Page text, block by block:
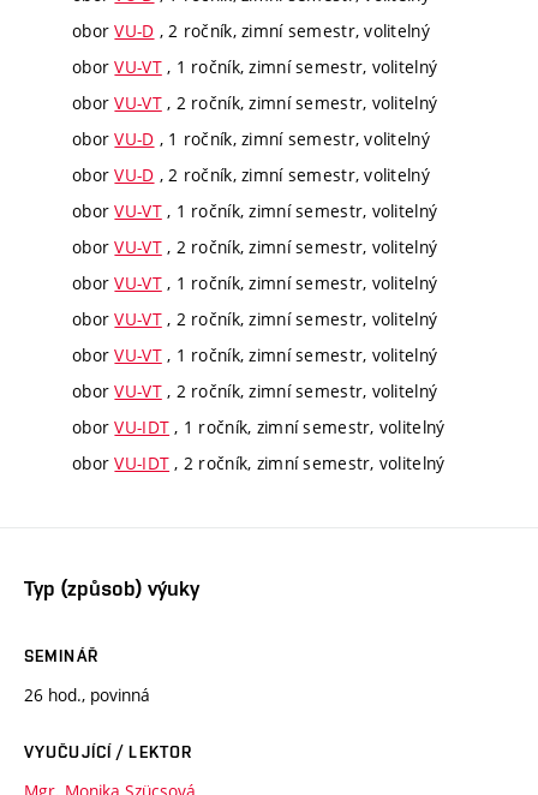
oborVU-D , 2 ročník, zimní semestr, volitelný
oborVU-VT, 1 ročník, zimní semestr, volitelný
oborVU-VT, 2 ročník, zimní semestr, volitelný
oborVU-D , 1 ročník, zimní semestr, volitelný
oborVU-D , 2 ročník, zimní semestr, volitelný
oborVU-VT, 1 ročník, zimní semestr, volitelný
oborVU-VT, 2 ročník, zimní semestr, volitelný
oborVU-VT, 1 ročník, zimní semestr, volitelný
oborVU-VT, 2 ročník, zimní semestr, volitelný
oborVU-VT, 1 ročník, zimní semestr, volitelný
oborVU-VT, 2 ročník, zimní semestr, volitelný
oborVU-IDT , 1 ročník, zimní semestr, volitelný
oborVU-IDT , 2 ročník, zimní semestr, volitelný
Typ (způsob) výuky
SEMINÁŘ
26 hod., povinná
VYUČUJÍCÍ / LEKTOR